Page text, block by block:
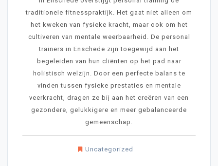
traditionele fitnesspraktijk. Het gaat niet alleen om
het kweken van fysieke kracht, maar ook om het
cultiveren van mentale weerbaarheid. De personal
trainers in Enschede zijn toegewijd aan het
begeleiden van hun cliënten op het pad naar
holistisch welzijn. Door een perfecte balans te
vinden tussen fysieke prestaties en mentale
veerkracht, dragen ze bij aan het creëren van een
gezondere, gelukkigere en meer gebalanceerde
gemeenschap.
Uncategorized